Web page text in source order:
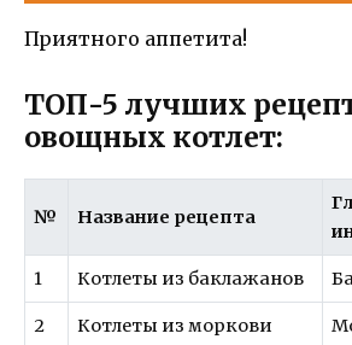
Приятного аппетита!
ТОП-5 лучших
овощных котлет:
№ Название рецепта
1 Котлеты из баклажанов
2 Котлеты из моркови